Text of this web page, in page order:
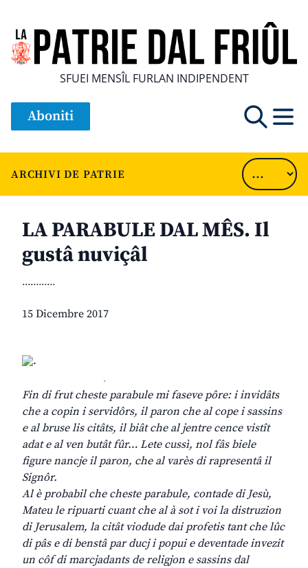
SFUEI MENSÎL FURLAN INDIPENDENT
Aboniti
ARCHIVI DE PATRIE
LA PARABULE DAL MÊS. Il
gustâ nuviçâl
............
15 Dicembre 2017
.
Fin di frut cheste parabule mi faseve pôre: i invidâts
che a copin i servidôrs, il paron che al cope i sassins
e al bruse lis citâts, il biât che al jentre cence vistît
adat e al ven butât fûr… Lete cussì, nol fâs biele
figure nancje il paron, che al varès di rapresentâ il
Signôr.
Al è probabil che cheste parabule, contade di Jesù,
Mateu le ripuarti cuant che al à sot i voi la distruzion
di Jerusalem, la citât viodude dai profetis tant che lûc
di pâs e di benstâ par ducj i popui e deventade invezit
un côf di marcjadants de religjon e sassins dal